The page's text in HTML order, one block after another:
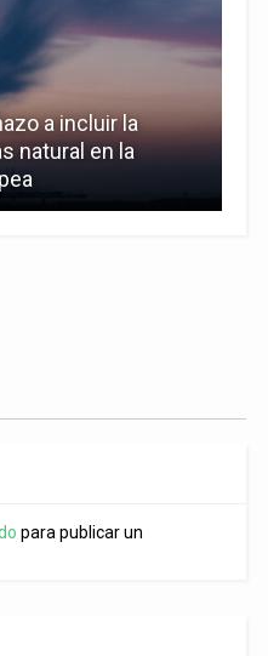
a incluir la
natural en la
para publicar un